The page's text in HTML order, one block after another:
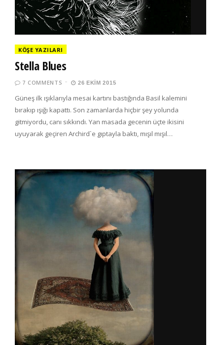
KÖŞE YAZILARI
Stella Blues
7 COMMENTS 26 EKIM 2015
Güneş ilk ışıklarıyla mesai kartını bastığında Basil kalemini
bırakıp ışığı kapattı. Son zamanlarda hiçbir şey yolunda
gitmiyordu, canı sıkkındı. Yan masada gecenin üçte ikisini
uyuyarak geçiren Archird`e gıptayla baktı, mışıl mışıl…